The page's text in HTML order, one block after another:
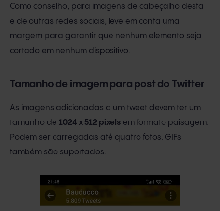
Como conselho, para imagens de cabeçalho desta
e de outras redes sociais, leve em conta uma
margem para garantir que nenhum elemento seja
cortado em nenhum dispositivo.
Tamanho de imagem para post do Twitter
As imagens adicionadas a um tweet devem ter um
tamanho de 1024 x 512 pixels em formato paisagem.
Podem ser carregadas até quatro fotos. GIFs
também são suportados.